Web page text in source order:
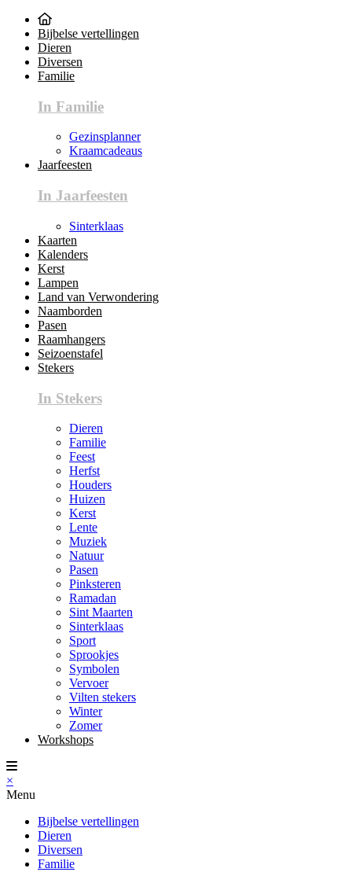
Bijbelse vertellingen
Dieren
Diversen
Familie
In Familie
Gezinsplanner
Kraamcadeaus
Jaarfeesten
In Jaarfeesten
Sinterklaas
Kaarten
Kalenders
Kerst
Lampen
Land van Verwondering
Naamborden
Pasen
Raamhangers
Seizoenstafel
Stekers
In Stekers
Dieren
Familie
Feest
Herfst
Houders
Huizen
Kerst
Lente
Muziek
Natuur
Pasen
Pinksteren
Ramadan
Sint Maarten
Sinterklaas
Sport
Sprookjes
Symbolen
Vervoer
Vilten stekers
Winter
Zomer
Workshops
×
Menu
Bijbelse vertellingen
Dieren
Diversen
Familie